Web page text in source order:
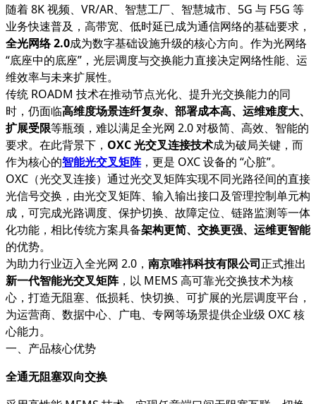
随着 8K 视频、VR/AR、智慧工厂、智慧城市、5G 与 F5G 等
业务快速普及，高带宽、低时延已成为通信网络的基础要求，
全光网络 2.0成为数字基础设施升级的核心方向。作为光网络
“底座中的底座”，光层调度与交换能力直接决定网络性能、运
维效率与未来扩展性。
传统 ROADM 技术在推动节点光化、提升光交换能力的同
时，仍面临高维度场景连纤复杂、部署成本高、运维难度大、
扩展受限等瓶颈，难以满足全光网 2.0 对极简、高效、智能的
要求。在此背景下， OXC 光交叉连接技术成为破局关键，而
作为核心的智能光交叉矩阵，更是 OXC 设备的 “心脏”。
OXC（光交叉连接）通过光交叉矩阵实现不同光路径间的直接
光信号交换，由光交叉矩阵、输入输出接口及管理控制单元构
成，可完成光路调度、保护切换、故障定位、链路监测等一体
化功能，相比传统方案具备架构更简、交换更强、运维更智能
的优势。
为助力行业迈入全光网 2.0， 南京唯祎科技有限公司正式推出
新一代智能光交叉矩阵，以 MEMS 高可靠光交换技术为核
心，打造无阻塞、低损耗、快切换、可扩展的光层调度平台，
为运营商、数据中心、广电、专网等场景提供企业级 OXC 核
心能力。
一、产品核心优势
全通无阻塞双向交换